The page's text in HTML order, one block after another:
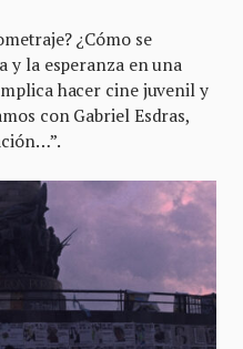
¿Cómo se
y la esperanza en una
hacer cine juvenil y
con Gabriel Esdras,